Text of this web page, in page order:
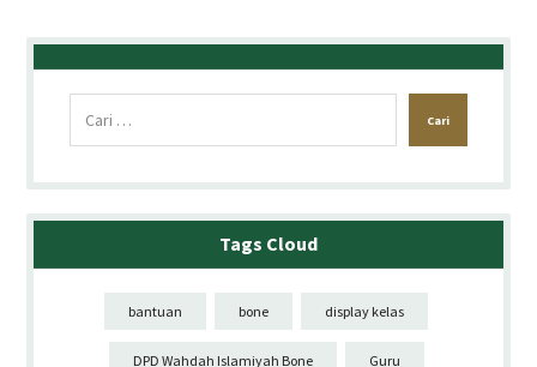
Tags Cloud
bantuan bone display kelas
DPD Wahdah Islamiyah Bone Guru